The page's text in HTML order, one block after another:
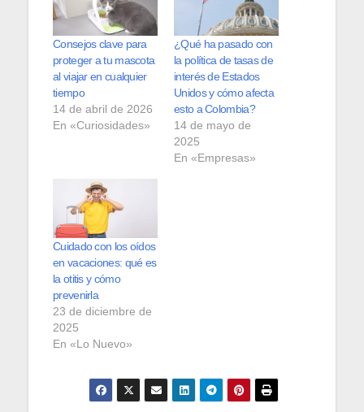
Consejos clave para
proteger a tu mascota
al viajar en cualquier
tiempo
14 de abril de 2026
En «Curiosidades»
¿Qué ha pasado con
la política de tasas de
interés de Estados
Unidos y cómo afecta
esto a Colombia?
14 de mayo de
2025
En «Empresas»
Cuidado con los oídos
en vacaciones: qué es
la otitis y cómo
prevenirla
23 de diciembre de
2025
En «Lo Nuevo»